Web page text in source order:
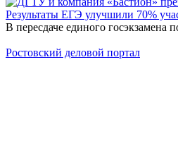
Результаты ЕГЭ улучшили 70%
В пересдаче единого госэкзамена
Ростовский деловой портал